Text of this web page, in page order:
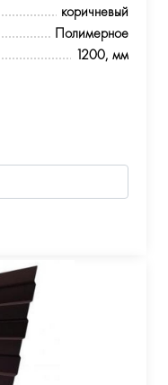
коричневый
Полимерное
1200, мм